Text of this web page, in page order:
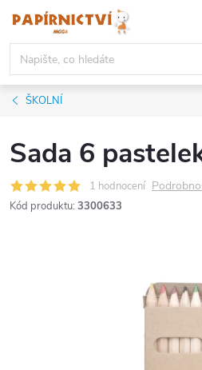
obsah
ŠKOLNÍ
Sada 6
1 hodnocení
Kód produktu: 3300633